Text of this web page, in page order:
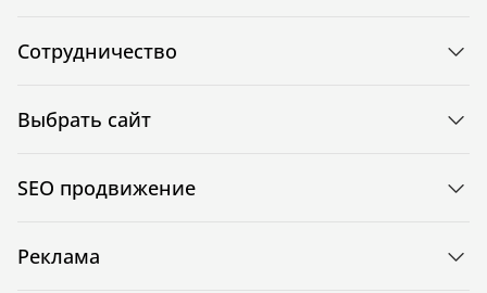
Сотрудничество
Выбрать сайт
SEO продвижение
Реклама